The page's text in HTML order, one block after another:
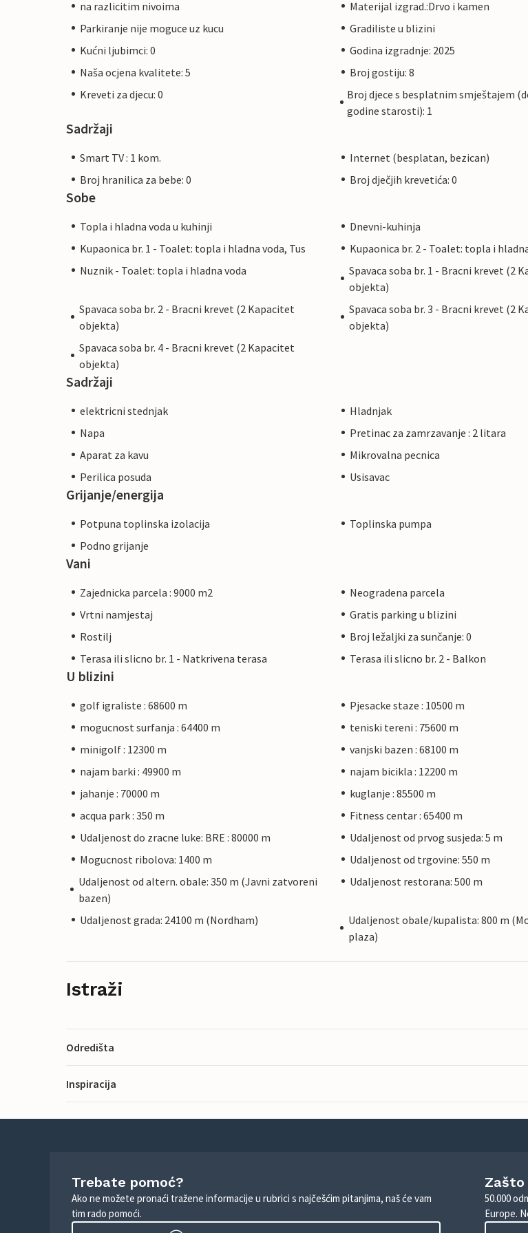
na razlicitim nivoima
Materijal izgrad.:Drvo i kamen
Parkiranje nije moguce uz kucu
Gradiliste u blizini
Kućni ljubimci: 0
Godina izgradnje: 2025
Naša ocjena kvalitete: 5
Broj gostiju: 8
Kreveti za djecu: 0
Broj djece s besplatnim smještajem
godine starosti): 1
Sadržaji
Smart TV : 1 kom.
Internet (besplatan, bezican)
Broj hranilica za bebe: 0
Broj dječjih krevetića: 0
Sobe
Topla i hladna voda u kuhinji
Dnevni-kuhinja
Kupaonica br. 1 - Toalet: topla i hladna voda, Tus
Kupaonica br. 2 - Toalet: topla i
Nuznik - Toalet: topla i hladna voda
Spavaca soba br. 1 - Bracni krevet (2
objekta)
Spavaca soba br. 2 - Bracni krevet (2 Kapacitet
objekta)
Spavaca soba br. 3 - Bracni krevet (2
objekta)
Spavaca soba br. 4 - Bracni krevet (2 Kapacitet
objekta)
Sadržaji
elektricni stednjak
Hladnjak
Napa
Pretinac za zamrzavanje : 2 litara
Aparat za kavu
Mikrovalna pecnica
Perilica posuda
Usisavac
Grijanje/energija
Potpuna toplinska izolacija
Toplinska pumpa
Podno grijanje
Vani
Zajednicka parcela : 9000 m2
Neogradena parcela
Vrtni namjestaj
Gratis parking u blizini
Rostilj
Broj ležaljki za sunčanje: 0
Terasa ili slicno br. 1 - Natkrivena terasa
Terasa ili slicno br. 2 - Balkon
U blizini
golf igraliste : 68600 m
Pjesacke staze : 10500 m
mogucnost surfanja : 64400 m
teniski tereni : 75600 m
minigolf : 12300 m
vanjski bazen : 68100 m
najam barki : 49900 m
najam bicikla : 12200 m
jahanje : 70000 m
kuglanje : 85500 m
acqua park : 350 m
Fitness centar : 65400 m
Udaljenost do zracne luke: BRE : 80000 m
Udaljenost od prvog susjeda: 5 m
Mogucnost ribolova: 1400 m
Udaljenost od trgovine: 550 m
Udaljenost od altern. obale: 350 m (Javni zatvoreni
bazen)
Udaljenost restorana: 500 m
Udaljenost grada: 24100 m (Nordham)
Udaljenost obale/kupalista: 800 m
plaza)
Istraži
Odredišta
Inspiracija
Trebate pomoć?
Ako ne možete pronaći tražene informacije u rubrici s najčešćim pitanjima, naš će vam
tim rado pomoći.
Zašto
50.000
Europe.